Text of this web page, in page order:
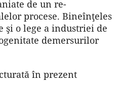
de un re-
procese. Bineînţeles
şi o lege a industriei de
demersurilor
în prezent